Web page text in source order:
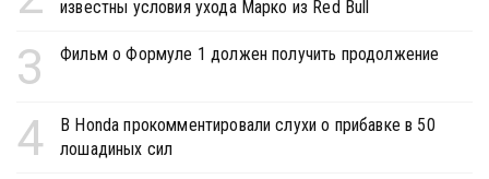
известны условия ухода Марко из Red Bull
3 Фильм о Формуле 1 должен получить продолжение
4
В Honda прокомментировали слухи о прибавке в 50
лошадиных сил